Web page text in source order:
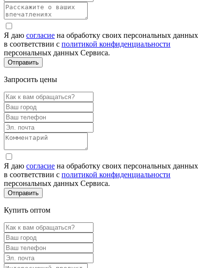
Я даю согласие на обработку своих персональных данных
в соответствии с политикой конфиденциальности
персональных данных Сервиса.
Запросить цены
Я даю согласие на обработку своих персональных данных
в соответствии с политикой конфиденциальности
персональных данных Сервиса.
Купить оптом